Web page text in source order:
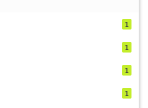
1
1
1
1